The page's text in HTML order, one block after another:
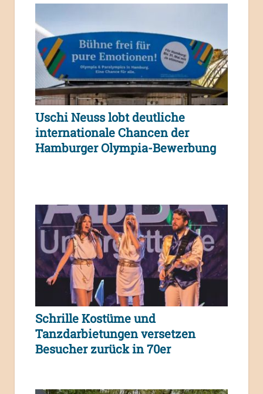
Uschi Neuss lobt deutliche
internationale Chancen der
Hamburger Olympia-Bewerbung
Schrille Kostüme und
Tanzdarbietungen versetzen
Besucher zurück in 70er